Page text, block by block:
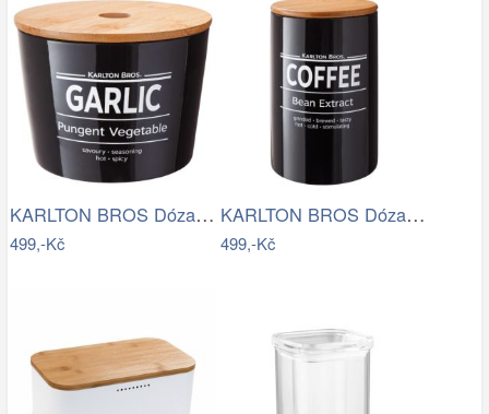
KARLTON BROS Dóza na česnek 14 cm -…
499,-Kč
KARLTON BROS Dóza na kávu 1,1 l - černá
499,-Kč